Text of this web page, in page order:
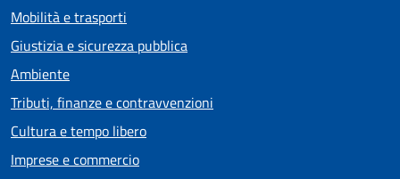
Mobilità e trasporti
Giustizia e sicurezza pubblica
Ambiente
Tributi, finanze e contravvenzioni
Cultura e tempo libero
Imprese e commercio